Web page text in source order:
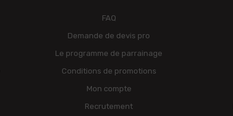
FAQ
Demande de devis pro
Le programme de parrainage
Conditions de promotions
Mon compte
Recrutement